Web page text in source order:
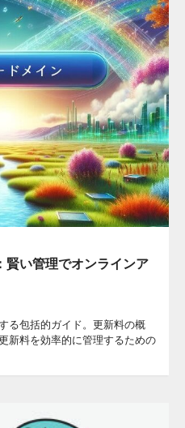
賢い管理でオンラインア
る包括的ガイド。更新料の概
新料を効率的に管理するための